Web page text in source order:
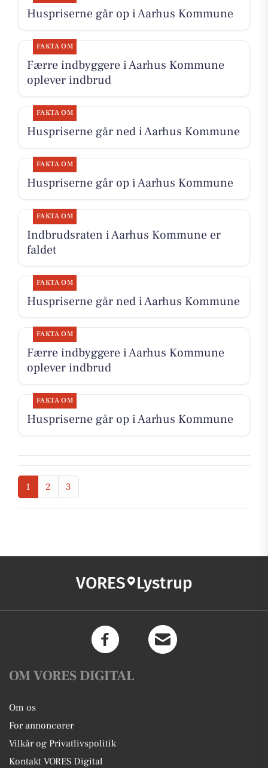
Huspriserne går op i Aarhus Kommune
FAKTA OM
Færre indbyggere i Aarhus Kommune
oplever indbrud
FAKTA OM
Huspriserne går ned i Aarhus Kommune
FAKTA OM
Huspriserne går op i Aarhus Kommune
FAKTA OM
Indbrudsraten i Aarhus Kommune er
faldet
FAKTA OM
Huspriserne går ned i Aarhus Kommune
FAKTA OM
Færre indbyggere i Aarhus Kommune
oplever indbrud
FAKTA OM
Huspriserne går op i Aarhus Kommune
1 2 3
VORES Lystrup
OM VORES DIGITAL
Om os
For annoncører
Vilkår og Privatlivspolitik
Kontakt VORES Digital